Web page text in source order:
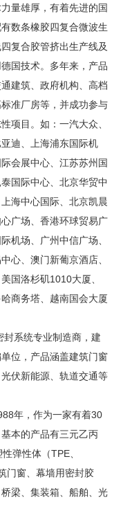
量雄厚，有着先进的国
数条橡胶四复合微波生
复合胶管挤出生产线及
国技术。多年来，产品
建筑、政府机构、高档
准厂房等，并成功参与
项目。如：一汽大众、
迪、上海浦东国际机
会展中心、江苏苏州国
国际中心、北京华贸中
海中心国际、北京凯晨
广场、香港环球贸易广
机场、广州中信广场、
心、澳门新葡京酒店、
国洛杉矶1010大厦、
商务塔、越南国会大厦
系统专业制造商，建
位，产品涵盖建筑门窗
伏新能源、轨道交通等
年，作为一家有着30
本的产品有三元乙丙
弹性体（TPE、
门窗、幕墙用密封胶
梁、集装箱、船舶、光